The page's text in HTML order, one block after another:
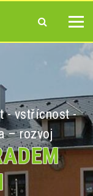
- vstřícnost -
– rozvoj